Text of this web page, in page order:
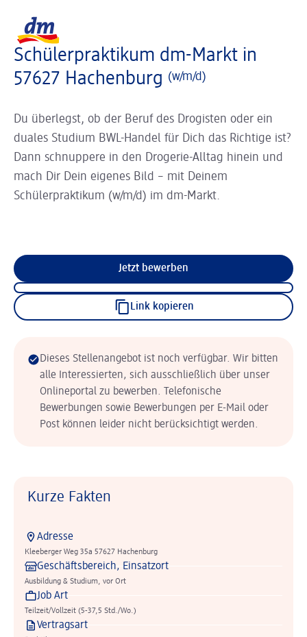
Schülerpraktikum dm-Markt in
57627 Hachenburg (w/m/d)
Du überlegst, ob der Beruf des Drogisten oder ein
duales Studium BWL-Handel für Dich das Richtige ist?
Dann schnuppere in den Drogerie-Alltag hinein und
mach Dir Dein eigenes Bild – mit Deinem
Schülerpraktikum (w/m/d) im dm-Markt.
Jetzt bewerben
Link kopieren
Dieses Stellenangebot ist noch verfügbar. Wir bitten
alle Interessierten, sich ausschließlich über unser
Onlineportal zu bewerben. Telefonische
Bewerbungen sowie Bewerbungen per E-Mail oder
Post können leider nicht berücksichtigt werden.
Kurze Fakten
Adresse
Kleeberger Weg 35a 57627 Hachenburg
Geschäftsbereich, Einsatzort
Ausbildung & Studium, vor Ort
Job Art
Teilzeit/Vollzeit (5-37,5 Std./Wo.)
Vertragsart